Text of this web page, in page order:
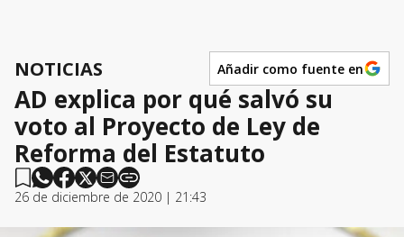
NOTICIAS Añadir como fuente en
AD explica por qué salvó su
voto al Proyecto de Ley de
Reforma del Estatuto
26 de diciembre de 2020 | 21:43